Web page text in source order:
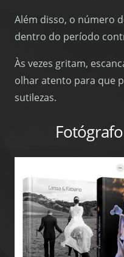
Além disso, o número
dentro do período
Às vezes gritam,
olhar atento para que
sutilezas.